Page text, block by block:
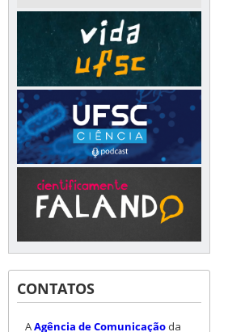
CONTATOS
AAgência de Comunicaçãoda